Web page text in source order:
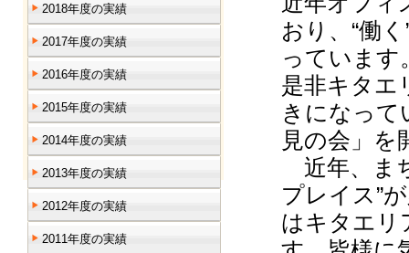
2018年度の実績
2017年度の実績
2016年度の実績
2015年度の実績
2014年度の実績
2013年度の実績
2012年度の実績
2011年度の実績
おり、“働
っています
是非キタエ
きになって
見の会」を
近年、ま
プレイス”
はキタエリ